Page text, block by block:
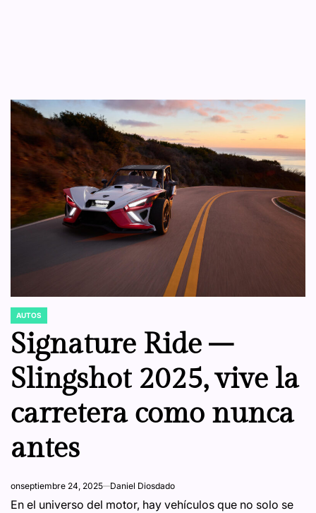
POSTED
IN
AUTOS
Signature Ride –
Slingshot 2025, vive la
carretera como nunca
antes
onseptiembre 24, 2025 Daniel Diosdado
En el universo del motor, hay vehículos que no solo se